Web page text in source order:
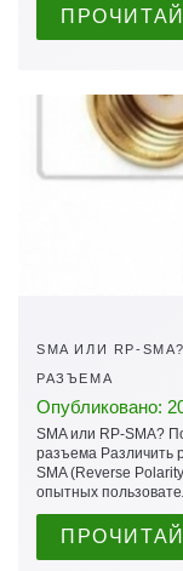
SMA ИЛИ RP-
РАЗЪЕМА
Опубликовано:
SMA или RP-SMA?
разъема Различить
SMA (Reverse
опытных